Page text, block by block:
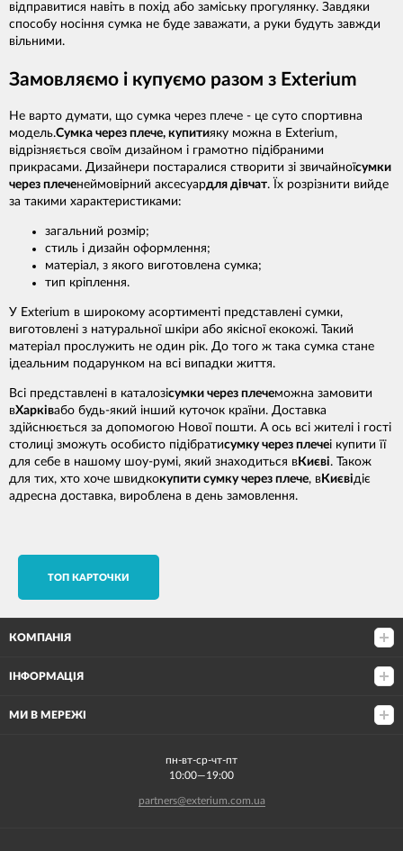
відправитися навіть в похід або заміську прогулянку. Завдяки
способу носіння сумка не буде заважати, а руки будуть завжди
вільними.
Замовляємо і купуємо разом з Exterium
Не варто думати, що сумка через плече - це суто спортивна
модель.Сумка через плече, купитияку можна в Exterium,
відрізняється своїм дизайном і грамотно підібраними
прикрасами. Дизайнери постаралися створити зі звичайноїсумки
через плеченеймовірний аксесуардля дівчат. Їх розрізнити вийде
за такими характеристиками:
загальний розмір;
стиль і дизайн оформлення;
матеріал, з якого виготовлена сумка;
тип кріплення.
У Exterium в широкому асортименті представлені сумки,
виготовлені з натуральної шкіри або якісної екокожі. Такий
матеріал прослужить не один рік. До того ж така сумка стане
ідеальним подарунком на всі випадки життя.
Всі представлені в каталозісумки через плечеможна замовити
вХарківабо будь-який інший куточок країни. Доставка
здійснюється за допомогою Нової пошти. А ось всі жителі і гості
столиці зможуть особисто підібратисумку через плечеі купити її
для себе в нашому шоу-румі, який знаходиться в Києві. Також
для тих, хто хоче швидкокупити сумку через плече, в Києвідіє
адресна доставка, вироблена в день замовлення.
TОП КАРТОЧКИ
КОМПАНІЯ
ІНФОРМАЦІЯ
МИ В МЕРЕЖІ
пн-вт-ср-чт-пт
10:00—19:00
partners@exterium.com.ua